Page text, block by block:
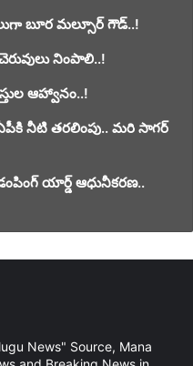
బూర మల్సూర్ గౌడ్..!
నింపాలి..!
ఆహ్వానం..!
ఏపీకి నీటి తరలింపు.. మరి సాగర్
యార్డ్ ఆధునీకరణ..
News" Source, Mana